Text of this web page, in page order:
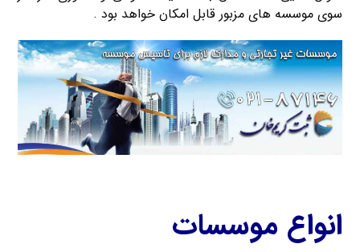
سوی موسسه های مزبور قابل امکان خواهد بود .
انواع موسسات